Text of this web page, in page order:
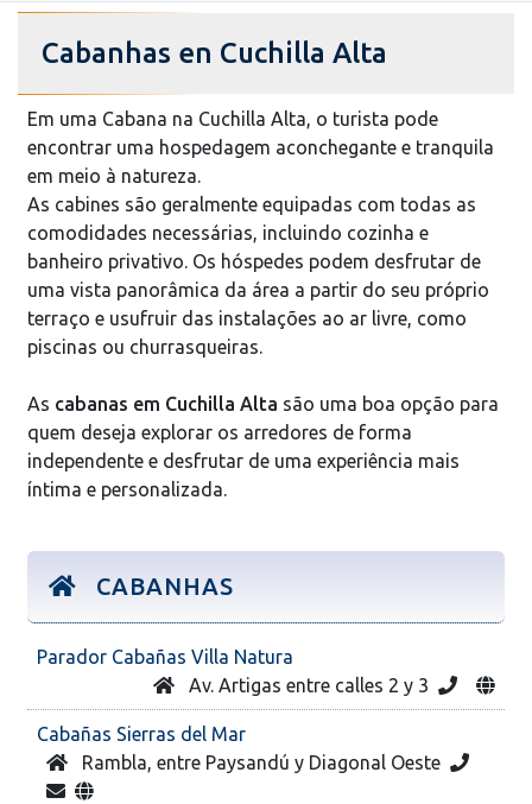
Cabanhas en Cuchilla Alta
Em uma Cabana na Cuchilla Alta, o turista pode
encontrar uma hospedagem aconchegante e tranquila
em meio à natureza.
As cabines são geralmente equipadas com todas as
comodidades necessárias, incluindo cozinha e
banheiro privativo. Os hóspedes podem desfrutar de
uma vista panorâmica da área a partir do seu próprio
terraço e usufruir das instalações ao ar livre, como
piscinas ou churrasqueiras.
As cabanas em Cuchilla Alta são uma boa opção para
quem deseja explorar os arredores de forma
independente e desfrutar de uma experiência mais
íntima e personalizada.
CABANHAS
Parador Cabañas Villa Natura
Av. Artigas entre calles 2 y 3
Cabañas Sierras del Mar
Rambla, entre Paysandú y Diagonal Oeste